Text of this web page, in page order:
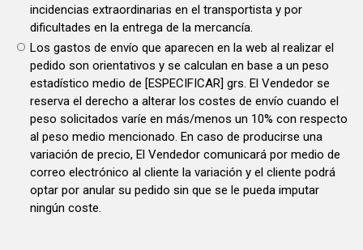
incidencias extraordinarias en el transportista y por
dificultades en la entrega de la mercancía.
Los gastos de envío que aparecen en la web al realizar el
pedido son orientativos y se calculan en base a un peso
estadístico medio de [ESPECIFICAR] grs. El Vendedor se
reserva el derecho a alterar los costes de envío cuando el
peso solicitados varíe en más/menos un 10% con respecto
al peso medio mencionado. En caso de producirse una
variación de precio, El Vendedor comunicará por medio de
correo electrónico al cliente la variación y el cliente podrá
optar por anular su pedido sin que se le pueda imputar
ningún coste.